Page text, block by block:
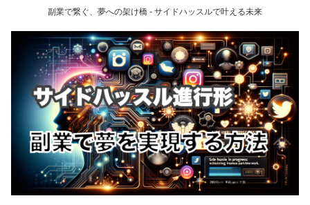
副業で繋ぐ、夢への架け橋 - サイドハッスルで叶える未来